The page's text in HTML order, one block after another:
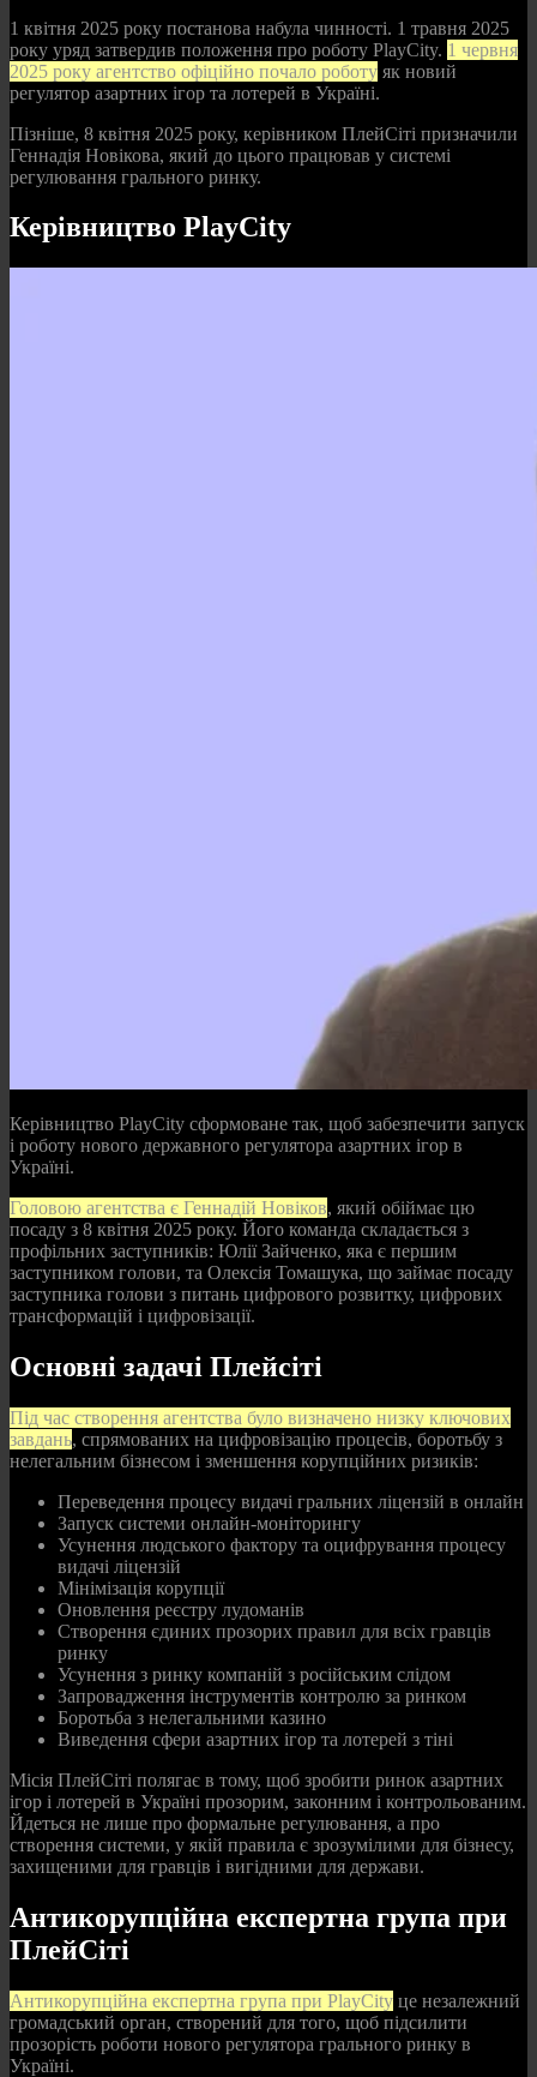
1 квітня 2025 року постанова набула чинності. 1 травня 2025
року уряд затвердив положення про роботу PlayCity. 1 червня
2025 року агентство офіційно почало роботу як новий
регулятор азартних ігор та лотерей в Україні.
Пізніше, 8 квітня 2025 року, керівником ПлейСіті призначили
Геннадія Новікова, який до цього працював у системі
регулювання грального ринку.
Керівництво PlayCity
Керівництво PlayCity сформоване так, щоб забезпечити запуск
і роботу нового державного регулятора азартних ігор в
Україні.
Головою агентства є Геннадій Новіков, який обіймає цю
посаду з 8 квітня 2025 року. Його команда складається з
профільних заступників: Юлії Зайченко, яка є першим
заступником голови, та Олексія Томашука, що займає посаду
заступника голови з питань цифрового розвитку, цифрових
трансформацій і цифровізації.
Основні задачі Плейсіті
Під час створення агентства було визначено низку ключових
завдань, спрямованих на цифровізацію процесів, боротьбу з
нелегальним бізнесом і зменшення корупційних ризиків:
Переведення процесу видачі гральних ліцензій в онлайн
Запуск системи онлайн-моніторингу
Усунення людського фактору та оцифрування процесу
видачі ліцензій
Мінімізація корупції
Оновлення реєстру лудоманів
Створення єдиних прозорих правил для всіх гравців
ринку
Усунення з ринку компаній з російським слідом
Запровадження інструментів контролю за ринком
Боротьба з нелегальними казино
Виведення сфери азартних ігор та лотерей з тіні
Місія ПлейСіті полягає в тому, щоб зробити ринок азартних
ігор і лотерей в Україні прозорим, законним і контрольованим.
Йдеться не лише про формальне регулювання, а про
створення системи, у якій правила є зрозумілими для бізнесу,
захищеними для гравців і вигідними для держави.
Антикорупційна експертна група при
ПлейСіті
Антикорупційна експертна група при PlayCity це незалежний
громадський орган, створений для того, щоб підсилити
прозорість роботи нового регулятора грального ринку в
Україні.